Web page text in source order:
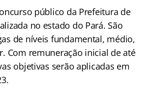
público da Prefeitura de
no estado do Pará. São
de níveis fundamental, médio,
Com remuneração inicial de até
objetivas serão aplicadas em